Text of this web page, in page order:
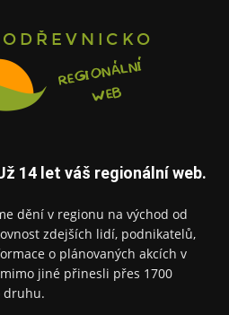
14 let váš regionální web.
dění v regionu na východ od
zdejších lidí, podnikatelů,
o plánovaných akcích v
jiné přinesli přes 1700
druhu.